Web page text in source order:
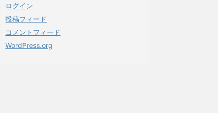
ログイン
投稿フィード
コメントフィード
WordPress.org